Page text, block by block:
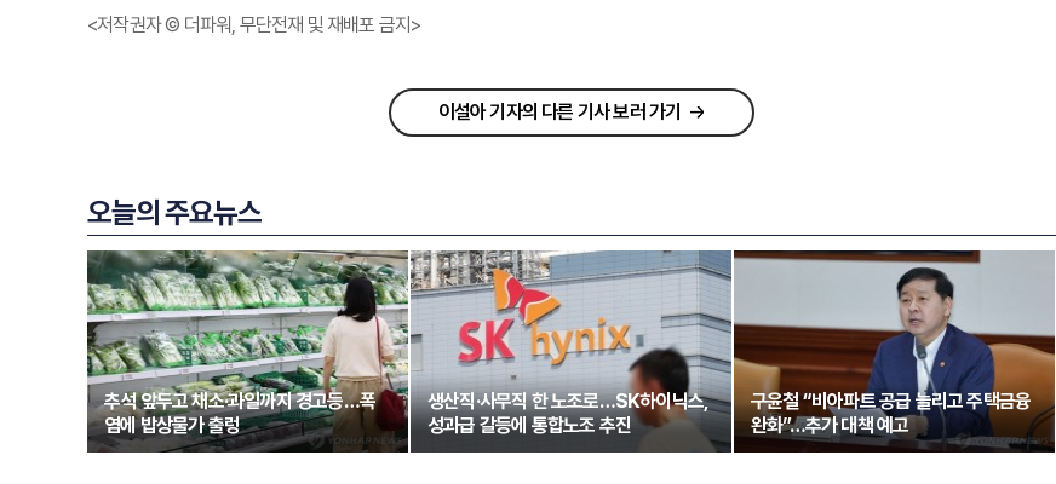
<저작권자 © 더파워, 무단전재 및 재배포 금지>
이설아 기자의 다른 기사 보러 가기
오늘의 주요뉴스
추석 앞두고 채소·과일까지 경고등…폭
염에 밥상물가 출렁
생산직·사무직 한 노조로…SK하이닉스,
성과급 갈등에 통합노조 추진
구윤철 “비아파트 공급 늘리고 주택금융
완화”…추가 대책 예고